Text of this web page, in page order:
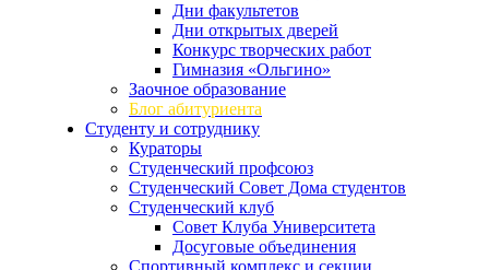
Дни факультетов
Дни открытых дверей
Конкурс творческих работ
Гимназия «Ольгино»
Заочное образование
Блог абитуриента
Студенту и сотруднику
Кураторы
Студенческий профсоюз
Студенческий Совет Дома студентов
Студенческий клуб
Совет Клуба Университета
Досуговые объединения
Спортивный комплекс и секции